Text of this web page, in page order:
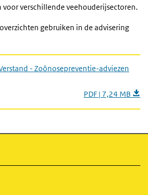
voor verschillende veehouderijsectoren.
gebruiken in de advisering
- Zoönosepreventie-adviezen
PDF | 7,24 MB